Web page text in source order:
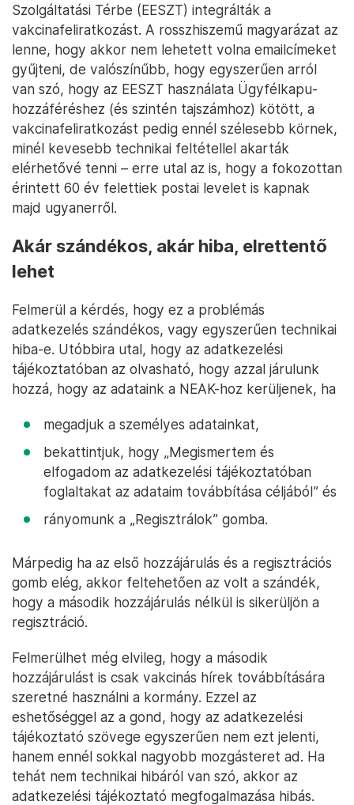
Szolgáltatási Térbe (EESZT) integrálták a
vakcinafeliratkozást. A rosszhiszemű magyarázat az
lenne, hogy akkor nem lehetett volna emailcímeket
gyűjteni, de valószínűbb, hogy egyszerűen arról
van szó, hogy az EESZT használata Ügyfélkapu-
hozzáféréshez (és szintén tajszámhoz) kötött, a
vakcinafeliratkozást pedig ennél szélesebb körnek,
minél kevesebb technikai feltétellel akarták
elérhetővé tenni – erre utal az is, hogy a fokozottan
érintett 60 év felettiek postai levelet is kapnak
majd ugyanerről.
Akár szándékos, akár hiba, elrettentő
lehet
Felmerül a kérdés, hogy ez a problémás
adatkezelés szándékos, vagy egyszerűen technikai
hiba-e. Utóbbira utal, hogy az adatkezelési
tájékoztatóban az olvasható, hogy azzal járulunk
hozzá, hogy az adataink a NEAK-hoz kerüljenek, ha
megadjuk a személyes adatainkat,
bekattintjuk, hogy „Megismertem és
elfogadom az adatkezelési tájékoztatóban
foglaltakat az adataim továbbítása céljából” és
rányomunk a „Regisztrálok” gomba.
Márpedig ha az első hozzájárulás és a regisztrációs
gomb elég, akkor feltehetően az volt a szándék,
hogy a második hozzájárulás nélkül is sikerüljön a
regisztráció.
Felmerülhet még elvileg, hogy a második
hozzájárulást is csak vakcinás hírek továbbítására
szeretné használni a kormány. Ezzel az
eshetőséggel az a gond, hogy az adatkezelési
tájékoztató szövege egyszerűen nem ezt jelenti,
hanem ennél sokkal nagyobb mozgásteret ad. Ha
tehát nem technikai hibáról van szó, akkor az
adatkezelési tájékoztató megfogalmazása hibás.